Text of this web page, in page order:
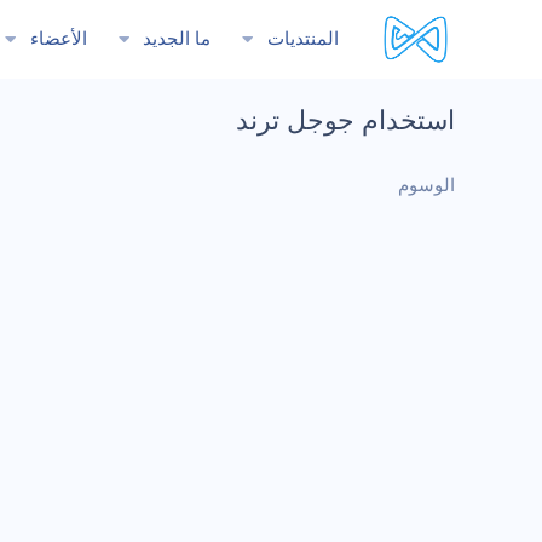
المنتديات ما الجديد الأعضاء
استخدام جوجل ترند
الوسوم